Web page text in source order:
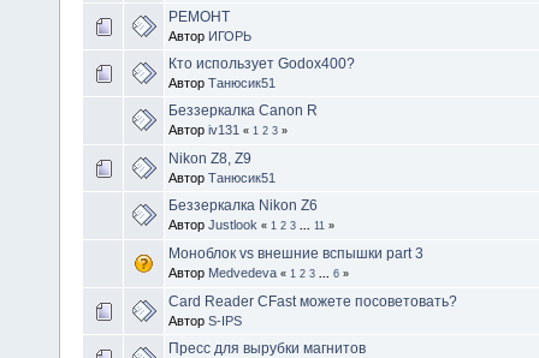
РЕМОНТ
Автор ИГОРЬ
Кто использует Godox400?
Автор Танюсик51
Беззеркалка Canon R
Автор iv131 « 1 2 3 »
Nikon Z8, Z9
Автор Танюсик51
Беззеркалка Nikon Z6
Автор Justlook « 1 2 3 11 »
Моноблок vs внешние вспышки part 3
Автор Medvedeva « 1 2 3 6 »
Card Reader CFast можете посоветовать?
Автор S-IPS
Пресс для вырубки магнитов